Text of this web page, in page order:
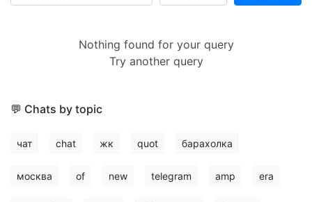
Nothing found for your query
Try another query
💬 Chats by topic
чат chat жк quot барахолка
москва of new telegram amp era